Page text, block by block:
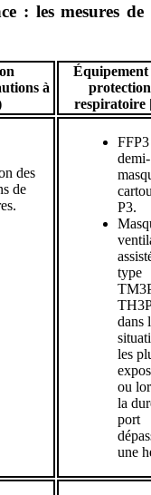
: les mesures de
à
Équipement
protection
respiratoire
des
de
demi-
P3.
type
TH3P
dans
les
ou
la
port
une